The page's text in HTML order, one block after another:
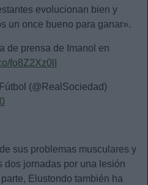
evolucionan bien y
un once bueno para ganar».
de prensa de Imanol en
fo8Z2Xz0lI
(@RealSociedad)
sus problemas musculares y
dos jornadas por una lesión
Elustondo también ha